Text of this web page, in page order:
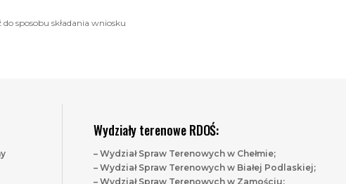
sposobu składania wniosku
Wydziały terenowe RDOŚ:
– Wydział Spraw Terenowych w Chełmie;
– Wydział Spraw Terenowych w Białej Podlaskiej;
– Wydział Spraw Terenowych w Zamościu;